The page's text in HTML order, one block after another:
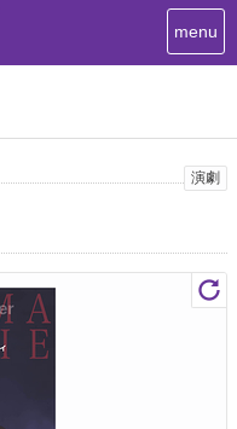
T
o
g
menu
演劇